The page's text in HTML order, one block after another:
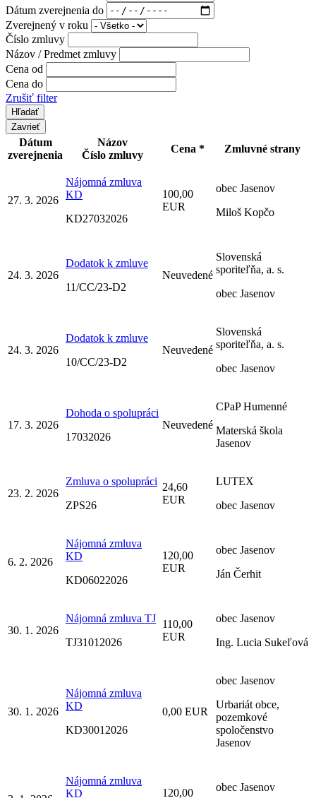
Dátum zverejnenia do
Zverejnený v roku
Číslo zmluvy
Názov / Predmet zmluvy
Cena od
Cena do
Zrušiť filter
Zavrieť
Dátum
zverejnenia
Názov
Číslo zmluvy
Cena * Zmluvné strany
27. 3. 2026
Nájomná zmluva
KD
KD27032026
100,00
EUR
obec Jasenov
Miloš Kopčo
24. 3. 2026
Dodatok k zmluve
11/CC/23-D2
Neuvedené
Slovenská
sporiteľňa, a. s.
obec Jasenov
24. 3. 2026
Dodatok k zmluve
10/CC/23-D2
Neuvedené
Slovenská
sporiteľňa, a. s.
obec Jasenov
17. 3. 2026
Dohoda o spolupráci
17032026
Neuvedené
CPaP Humenné
Materská škola
Jasenov
23. 2. 2026
Zmluva o spolupráci
ZPS26
24,60
EUR
LUTEX
obec Jasenov
6. 2. 2026
Nájomná zmluva
KD
KD06022026
120,00
EUR
obec Jasenov
Ján Čerhit
30. 1. 2026
Nájomná zmluva TJ
TJ31012026
110,00
EUR
obec Jasenov
Ing. Lucia Sukeľová
30. 1. 2026
Nájomná zmluva
KD
KD30012026
0,00 EUR
obec Jasenov
Urbariát obce,
pozemkové
spoločenstvo
Jasenov
Nájomná zmluva
KD
120,00 obec Jasenov